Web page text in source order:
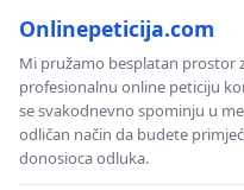
Onlinepeticija.com
Mi pružamo besplatan prostor
profesionalnu online peticiju
se svakodnevno spominju u
odličan način da budete
donosioca odluka.